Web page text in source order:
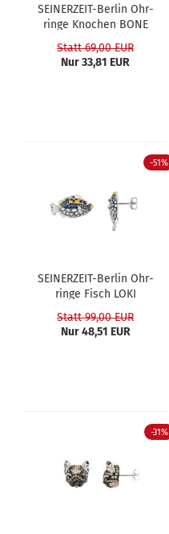
SEINERZEIT-​​Ber­lin Ohr­
rin­ge Kno­chen BONE
Statt 69,00 EUR
Nur 33,81 EUR
-51%
SEINERZEIT-​​Ber­lin Ohr­
rin­ge Fisch LOKI
Statt 99,00 EUR
Nur 48,51 EUR
-31%